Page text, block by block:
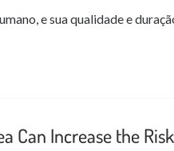
e sua qualidade e
Can Increase the